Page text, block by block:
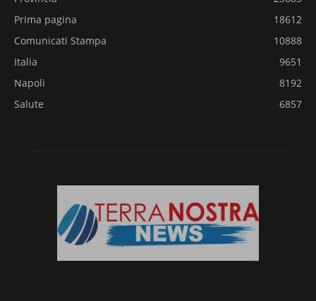
Prima pagina
18612
Comunicati Stampa
10888
Italia
9651
Napoli
8192
Salute
6857